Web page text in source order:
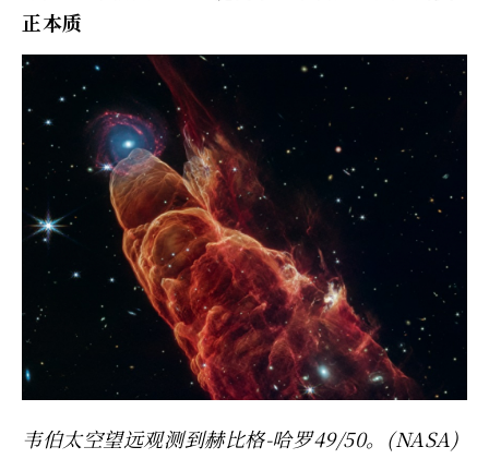
正本质
韦伯太空望远观测到赫比格-哈罗49/50。(NASA)